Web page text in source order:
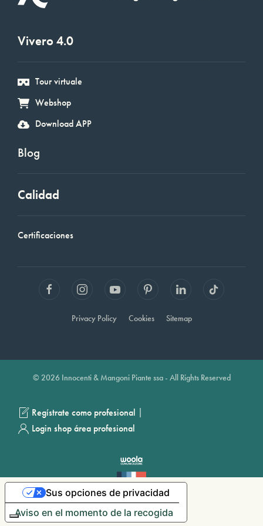
Vivero 4.0
Tour virtuale
Webshop
Download APP
Blog
Calidad
Certificaciones
Privacy Policy Cookies Sitemap
© 2026 Innocenti & Mangoni Piante ssa - All Rights Reserved
Regístrate como profesional |
Login shop área profesional
Aviso en el momento de la recogida
Sus opciones de privacidad